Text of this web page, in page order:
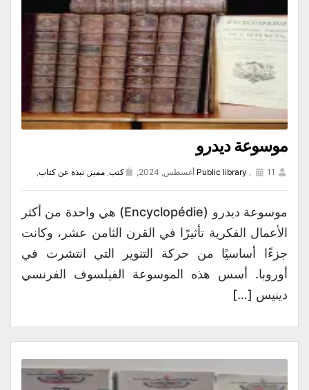
موسوعة ديدرو
Public library , 11 أغسطس, 2024, كتب, مميز , نبذة عن كتاب,
موسوعة ديدرو (Encyclopédie) هي واحدة من أكثر
الأعمال الفكرية تأثيرًا في القرن الثامن عشر، وكانت
جزءًا أساسيًا من حركة التنوير التي انتشرت في
أوروبا. أسس هذه الموسوعة الفيلسوف الفرنسي
دينيس […]